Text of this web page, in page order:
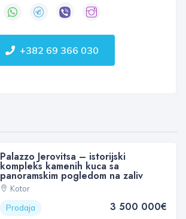
+382 69 366 030
Palazzo Jerovitsa – istorijski
kompleks kamenih kuca sa
panoramskim pogledom na zaliv
Kotor
Prodaja
3 500 000€